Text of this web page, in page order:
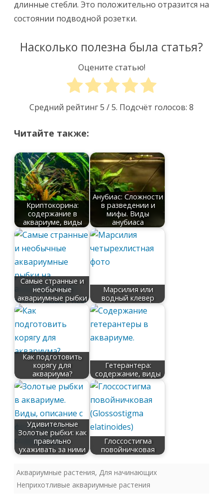
длинные стебли. Это положительно отразится на
состоянии подводной розетки.
Насколько полезна была статья?
Оцените статью!
Средний рейтинг5 / 5. Подсчёт голосов: 8
Читайте также:
Криптокорина:
содержание в
аквариуме, виды
Анубиас: Сложности
в разведении и
мифы. Виды
анубиаса
Самые странные и
необычные
аквариумные рыбки
Марсилия или
водный клевер
Как подготовить
корягу для
аквариума?
Гетерантера:
содержание, виды
Удивительные
Золотые рыбки: как
правильно
ухаживать за ними
Глоссостигма
повойничковая
Аквариумные растения, Для начинающих
Неприхотливые аквариумные растения